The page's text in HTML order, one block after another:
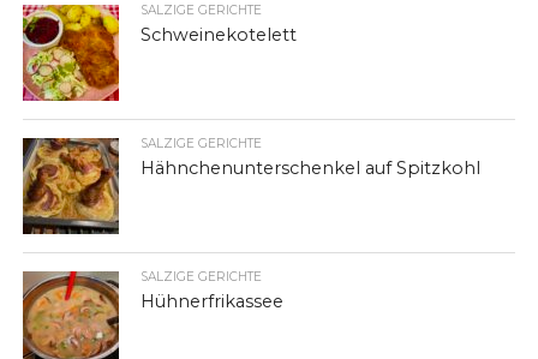
SALZIGE GERICHTE
Schweinekotelett
SALZIGE GERICHTE
Hähnchenunterschenkel auf Spitzkohl
SALZIGE GERICHTE
Hühnerfrikassee